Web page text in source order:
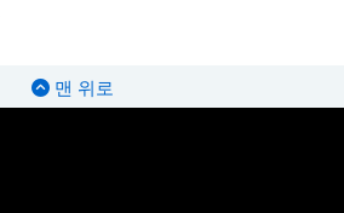
맨 위로